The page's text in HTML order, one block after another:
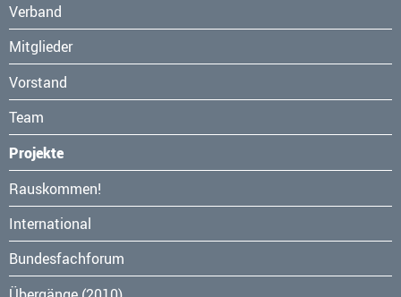
Verband
Mitglieder
Vorstand
Team
Projekte
Navigation
überspringen
Rauskommen!
International
Bundesfachforum